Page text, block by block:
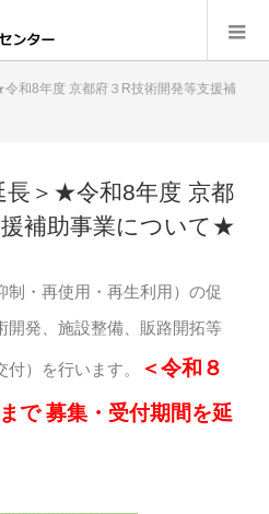
和8年度 京都府３R技術開発等支援補
長＞★令和8年度 京都
補助事業について★
制・再使用・再生利用）の促
開発、施設整備、販路開拓等
）を行います。
＜令和８
で 募集・受付期間を延